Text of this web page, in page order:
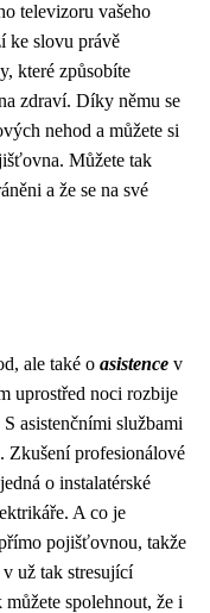
televizoru vašeho
ke slovu právě
které způsobíte
zdraví. Díky němu se
nehod a můžete si
Můžete tak
a že se na své
ale také o asistence v
uprostřed noci rozbije
asistenčními službami
Zkušení profesionálové
o instalatérské
A co je
pojišťovnou, takže
už tak stresující
spolehnout, že i